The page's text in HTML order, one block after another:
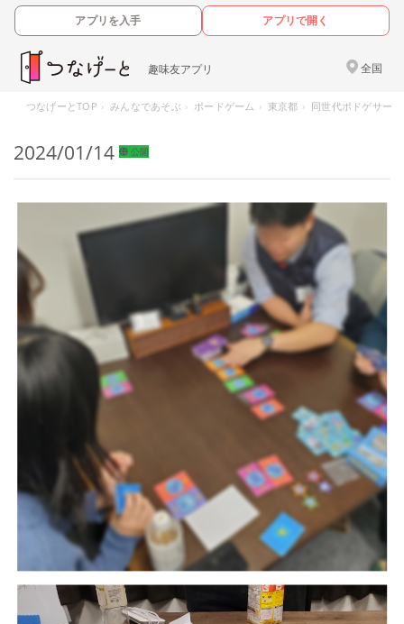
アプリを入手 アプリで開く
趣味友アプリ 全国
つなげーとTOP みんなであそぶ ボードゲーム 東京都 同世代ボドゲサー
2024/01/14 公開